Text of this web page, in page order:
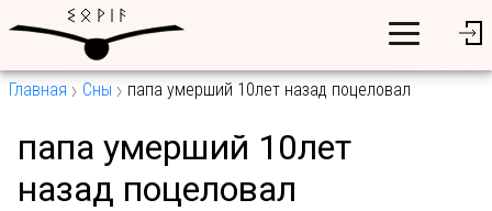
Главная Сны папа умерший 10лет назад поцеловал
папа умерший 10лет
назад поцеловал